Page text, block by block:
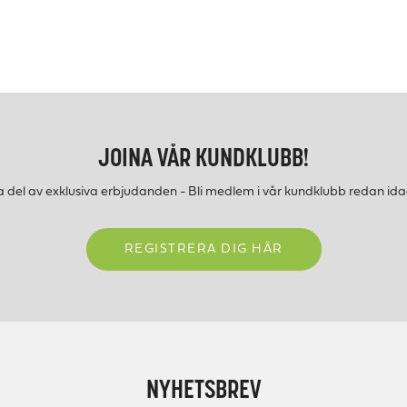
JOINA VÅR KUNDKLUBB!
del av exklusiva erbjudanden - Bli medlem i vår kundklubb redan
REGISTRERA DIG HÄR
NYHETSBREV